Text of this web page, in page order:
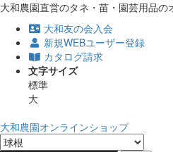
大和農園直営のタネ・苗・園芸用品の
大和友の会入会
新規WEBユーザー登録
カタログ請求
文字サイズ
標準
大
大和農園オンラインショップ